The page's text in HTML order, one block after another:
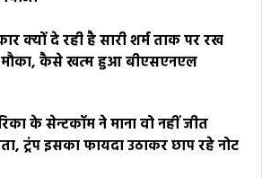
क्यों दे रही है सारी शर्म ताक पर रख
कैसे खत्म हुआ बीएसएनएल
के सेन्टकॉम ने माना वो नहीं जीत
ट्रंप इसका फायदा उठाकर छाप रहे नोट